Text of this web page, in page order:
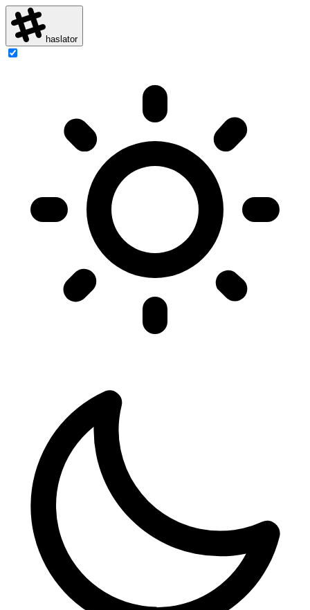
haslator